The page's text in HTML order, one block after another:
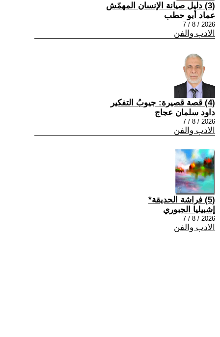
(3) دليل صيانة الإنسان المهمّش
عماد أبو حطب
2026 / 8 / 7
الادب والفن
(4) قصة قصيرة: جيوبُ التفكير
داود سلمان عجاج
2026 / 8 / 7
الادب والفن
(5) فراشة الحديقة*
إشبيليا الجبوري
2026 / 8 / 7
الادب والفن